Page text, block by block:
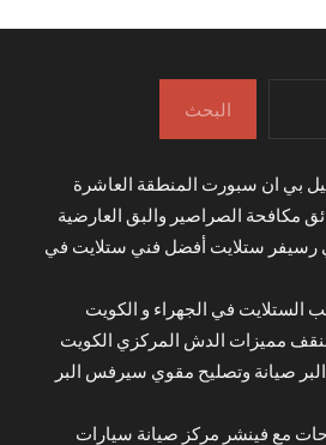
البحث
مكافحة الصراصير والبق العارضية
رسيفر ستلايت أفضل فني ستلايت في
الستلايت في الجهراء و الكويت
مميزات الدش المركزي الكويت
صيانة وتصليح مقوي سيرفس البر
مع فينشر مركز صيانة سيارات